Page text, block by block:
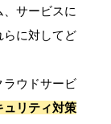
サービスに
らに対してど
ラウドサービ
ュリティ対策